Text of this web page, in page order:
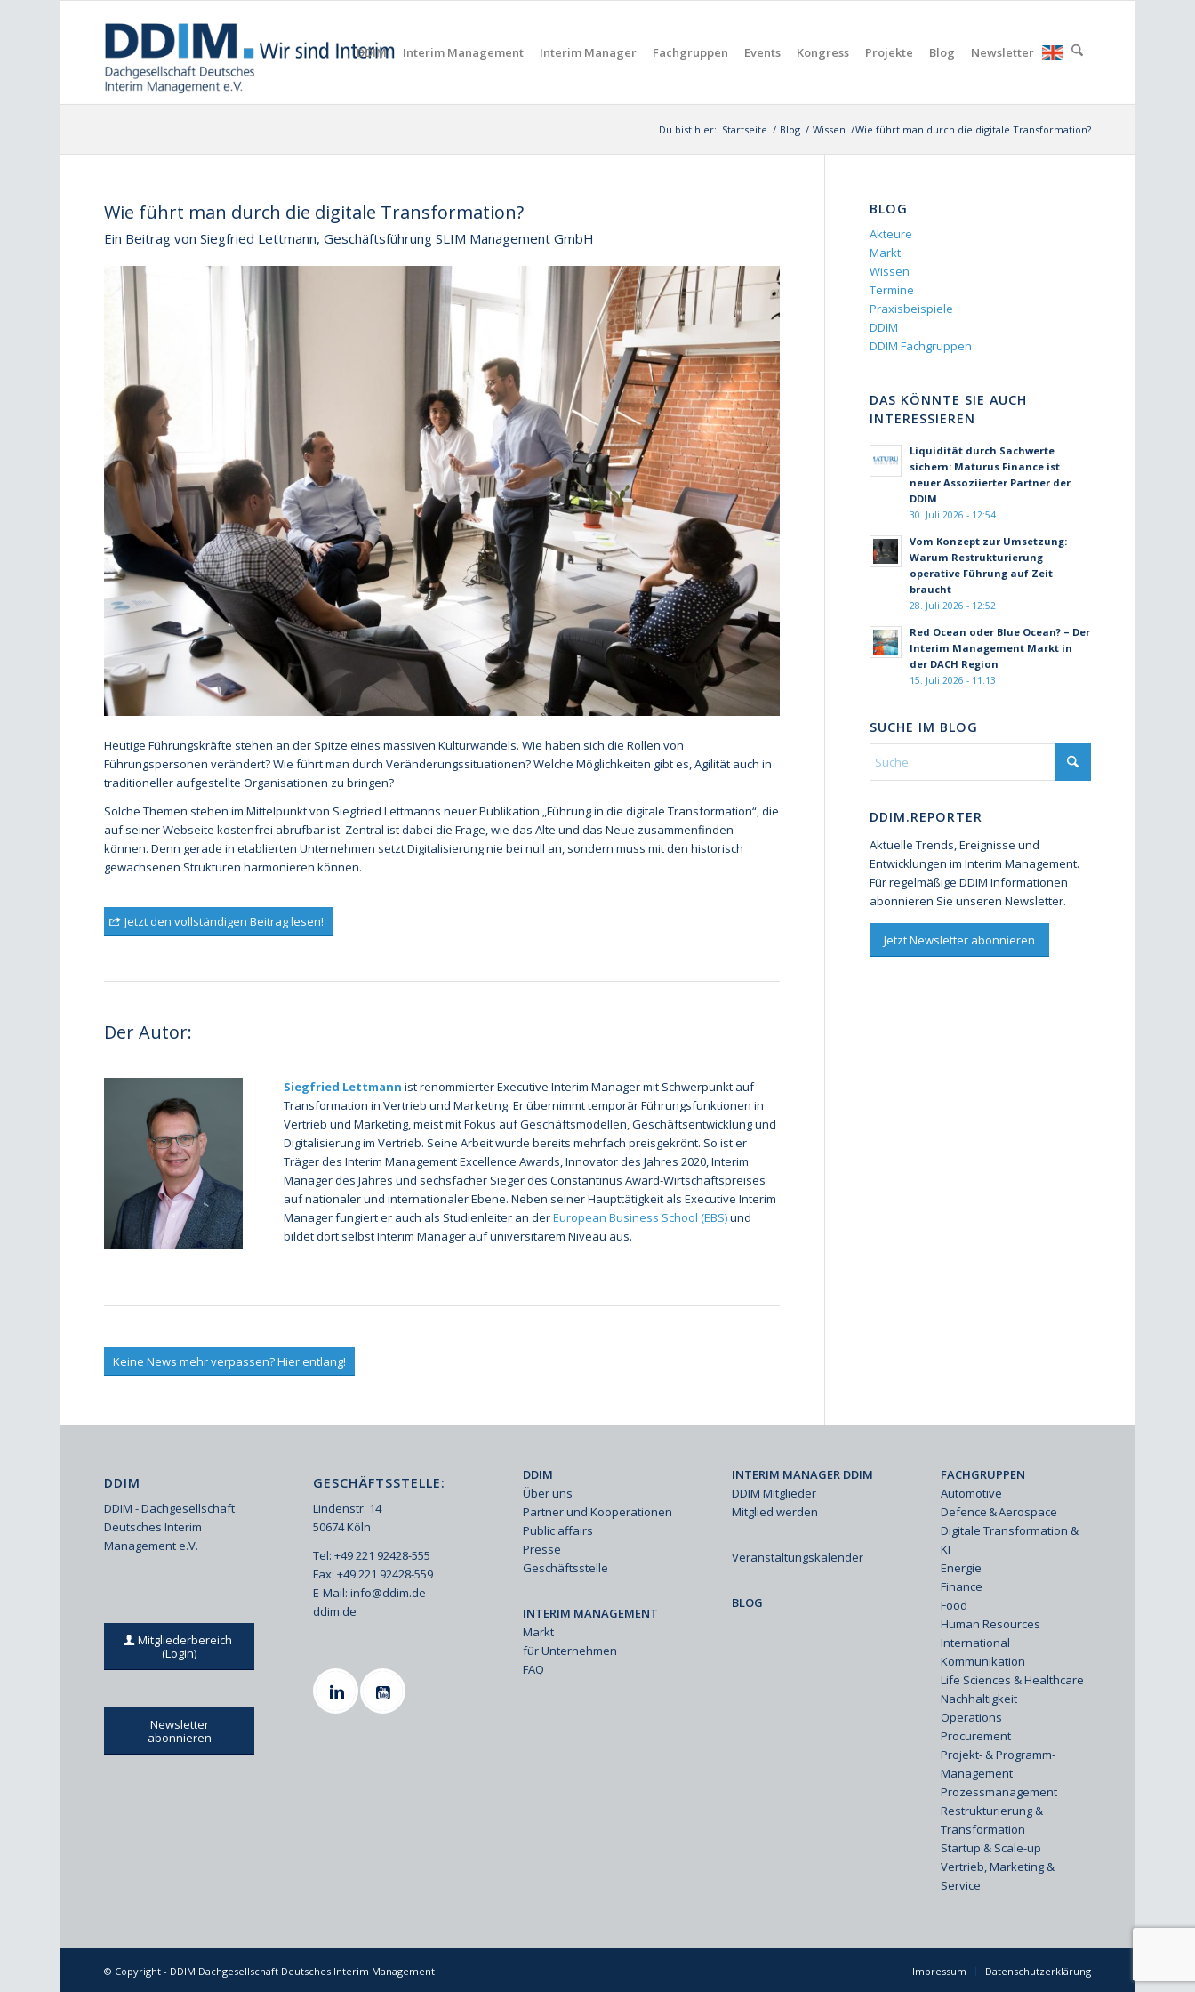
DDIM Interim Management Interim Manager Fachgruppen Events Kongress Projekte Blog Newsletter
Du bist hier: Startseite / Blog / Wissen /Wie führt man durch die digitale Transformation?
Wie führt man durch die digitale Transformation?
Ein Beitrag von Siegfried Lettmann, Geschäftsführung SLIM Management GmbH
Heutige Führungskräfte stehen an der Spitze eines massiven Kulturwandels. Wie haben sich die Rollen von
Führungspersonen verändert? Wie führt man durch Veränderungssituationen? Welche Möglichkeiten gibt es, Agilität auch in
traditioneller aufgestellte Organisationen zu bringen?
Solche Themen stehen im Mittelpunkt von Siegfried Lettmanns neuer Publikation „Führung in die digitale Transformation“, die
auf seiner Webseite kostenfrei abrufbar ist. Zentral ist dabei die Frage, wie das Alte und das Neue zusammenfinden
können. Denn gerade in etablierten Unternehmen setzt Digitalisierung nie bei null an, sondern muss mit den historisch
gewachsenen Strukturen harmonieren können.
Jetzt den vollständigen Beitrag lesen!
Der Autor:
Siegfried Lettmann ist renommierter Executive Interim Manager mit Schwerpunkt auf
Transformation in Vertrieb und Marketing. Er übernimmt temporär Führungsfunktionen in
Vertrieb und Marketing, meist mit Fokus auf Geschäftsmodellen, Geschäftsentwicklung und
Digitalisierung im Vertrieb. Seine Arbeit wurde bereits mehrfach preisgekrönt. So ist er
Träger des Interim Management Excellence Awards, Innovator des Jahres 2020, Interim
Manager des Jahres und sechsfacher Sieger des Constantinus Award-Wirtschaftspreises
auf nationaler und internationaler Ebene. Neben seiner Haupttätigkeit als Executive Interim
Manager fungiert er auch als Studienleiter an derEuropean Business School (EBS)und
bildet dort selbst Interim Manager auf universitärem Niveau aus.
Keine News mehr verpassen? Hier entlang!
BLOG
Akteure
Markt
Wissen
Termine
Praxisbeispiele
DDIM
DDIM Fachgruppen
DAS KÖNNTE SIE AUCH
INTERESSIEREN
Liquidität durch Sachwerte
sichern: Maturus Finance ist
neuer Assoziierter Partner der
DDIM
30. Juli 2026 - 12:54
Vom Konzept zur Umsetzung:
Warum Restrukturierung
operative Führung auf Zeit
braucht
28. Juli 2026 - 12:52
Red Ocean oder Blue Ocean? – Der
Interim Management Markt in
der DACH Region
15. Juli 2026 - 11:13
SUCHE IM BLOG
DDIM.REPORTER
Aktuelle Trends, Ereignisse und
Entwicklungen im Interim Management.
Für regelmäßige DDIM Informationen
abonnieren Sie unseren Newsletter.
Jetzt Newsletter abonnieren
DDIM
DDIM - Dachgesellschaft
Deutsches Interim
Management e.V.
Mitgliederbereich
(Login)
Newsletter
abonnieren
GESCHÄFTSSTELLE:
Lindenstr. 14
50674 Köln
Tel: +49 221 92428-555
Fax: +49 221 92428-559
E-Mail:info@ddim.de
ddim.de
DDIM
Über uns
Partner und Kooperationen
Public affairs
Presse
Geschäftsstelle
INTERIM MANAGEMENT
Markt
für Unternehmen
FAQ
INTERIM MANAGER DDIM
DDIM Mitglieder
Mitglied werden
Veranstaltungskalender
BLOG
FACHGRUPPEN
Automotive
Defence & Aerospace
Digitale Transformation &
KI
Energie
Finance
Food
Human Resources
International
Kommunikation
Life Sciences & Healthcare
Nachhaltigkeit
Operations
Procurement
Projekt- & Programm-
Management
Prozessmanagement
Restrukturierung &
Transformation
Startup & Scale-up
Vertrieb, Marketing &
Service
© Copyright - DDIM Dachgesellschaft Deutsches Interim Management Impressum Datenschutzerklärung